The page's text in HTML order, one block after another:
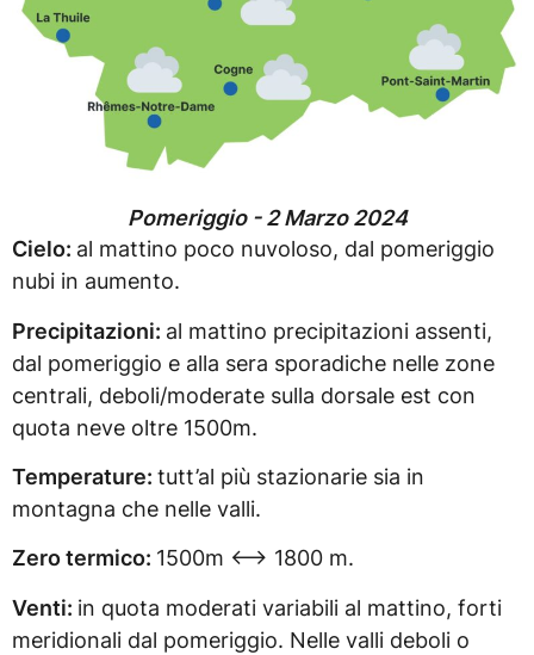
Pomeriggio - 2 Marzo 2024
Cielo: al mattino poco nuvoloso, dal pomeriggio
nubi in aumento.
Precipitazioni: al mattino precipitazioni assenti,
dal pomeriggio e alla sera sporadiche nelle zone
centrali, deboli/moderate sulla dorsale est con
quota neve oltre 1500m.
Temperature: tutt’al più stazionarie sia in
montagna che nelle valli.
Zero termico: 1500m <–> 1800 m.
Venti: in quota moderati variabili al mattino, forti
meridionali dal pomeriggio. Nelle valli deboli o